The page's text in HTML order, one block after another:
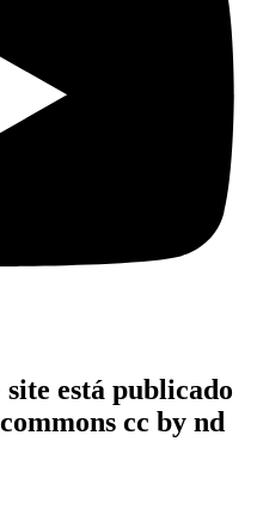
site está publicado
cc by nd